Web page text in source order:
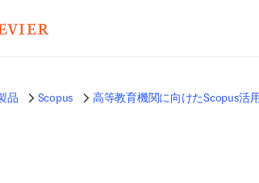
品 Scopus 高等教育機関に向けたScopus活